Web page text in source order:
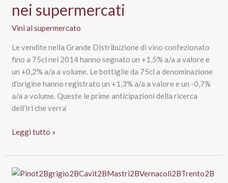
nei supermercati
Vini al supermercato
Le vendite nella Grande Distribuzione di vino confezionato
fino a 75cl nel 2014 hanno segnato un +1,5% a/a a valore e
un +0,2% a/a a volume. Le bottiglie da 75cl a denominazione
d’origine hanno registrato un +1,3% a/a a valore e un -0,7%
a/a a volume. Queste le prime anticipazioni della ricerca
dell’Iri che verra’
Crescono
vendite
di
Leggi tutto »